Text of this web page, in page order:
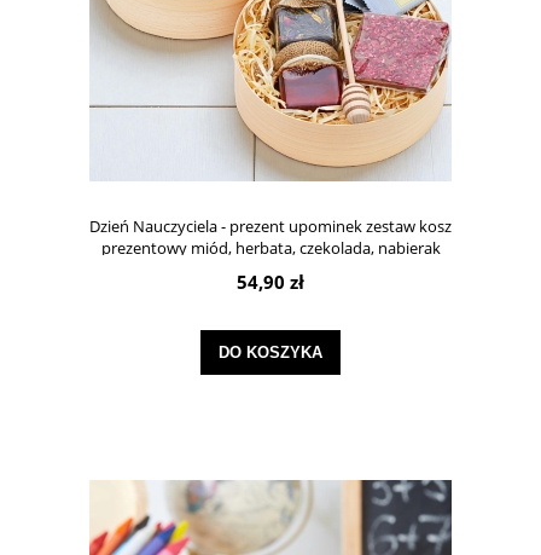
Dzień Nauczyciela - prezent upominek zestaw kosz
prezentowy miód, herbata, czekolada, nabierak
54,90 zł
DO KOSZYKA